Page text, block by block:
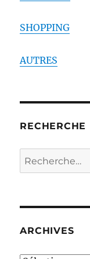
SHOPPING
AUTRES
RECHERCHE
Recherche
pour :
ARCHIVES